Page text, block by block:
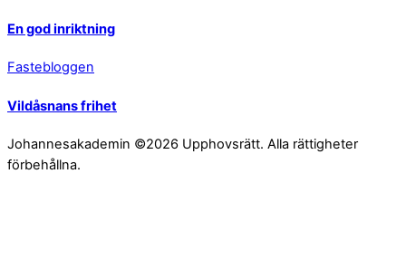
En god inriktning
Fastebloggen
Vildåsnans frihet
Johannesakademin ©2026 Upphovsrätt. Alla rättigheter
förbehållna.